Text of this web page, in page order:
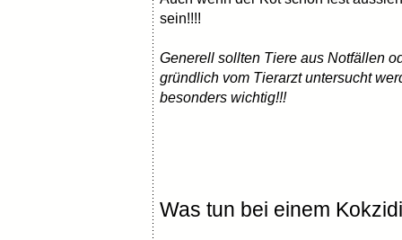
sein!!!!
Generell sollten Tiere aus Notfällen
gründlich vom Tierarzt untersucht
besonders wichtig!!!
Was tun bei einem